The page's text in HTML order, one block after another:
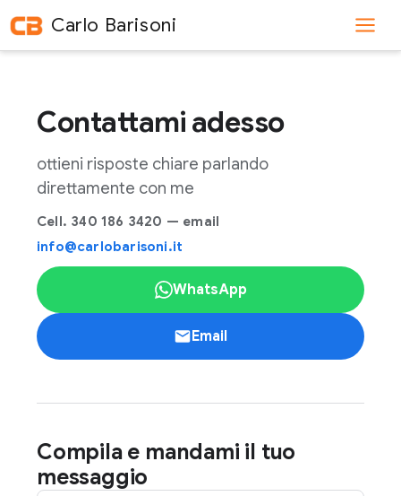
Vai
Carlo Barisoni
Contattami adesso
ottieni risposte chiare parlando
direttamente con me
Cell. 340 186 3420 — email
info@carlobarisoni.it
WhatsApp
Email
Compila e mandami il tuo
messaggio